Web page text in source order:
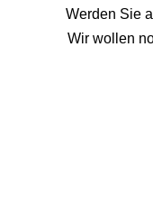
Werden Sie
Wir wollen